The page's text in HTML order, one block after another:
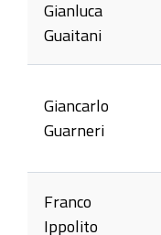
Gianluca
Guaitani
Giancarlo
Guarneri
Franco
Ippolito